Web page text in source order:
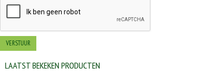
LAATST BEKEKEN PRODUCTEN